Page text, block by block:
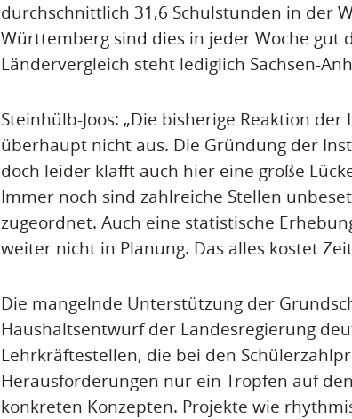
durchschnittlich 31,6 Schulstunden in der
Württemberg sind dies in jeder Woche gut
Ländervergleich steht lediglich Sachsen-
Steinhülb-Joos: „Die bisherige Reaktion
überhaupt nicht aus. Die Gründung der
doch leider klafft auch hier eine große
Immer noch sind zahlreiche Stellen
zugeordnet. Auch eine statistische
weiter nicht in Planung. Das alles kostet
Die mangelnde Unterstützung der
Haushaltsentwurf der Landesregierung
Lehrkräftestellen, die bei den
Herausforderungen nur ein Tropfen auf
konkreten Konzepten. Projekte wie